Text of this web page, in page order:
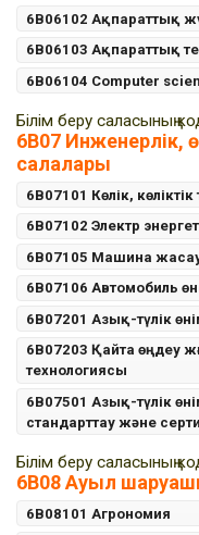
6B06102 Ақпараттық
6B06103 Ақпараттық
6B06104 Computer
Білім беру саласының
6B07 Инженерлік,
салалары
6B07101 Көлік,
6B07102 Электр
6В07105 Машина
6B07106 Автомобиль
6B07201 Азық-түлік
6B07203 Қайта өңдеу
технологиясы
6B07501 Азық-түлік
стандарттау жəне
Білім беру саласының
6B08 Ауыл
6B08101 Агрономия